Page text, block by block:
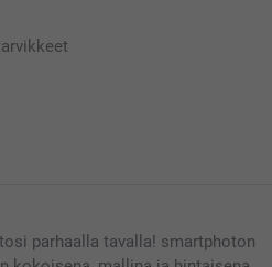
parhaalla tavalla! smartphoton